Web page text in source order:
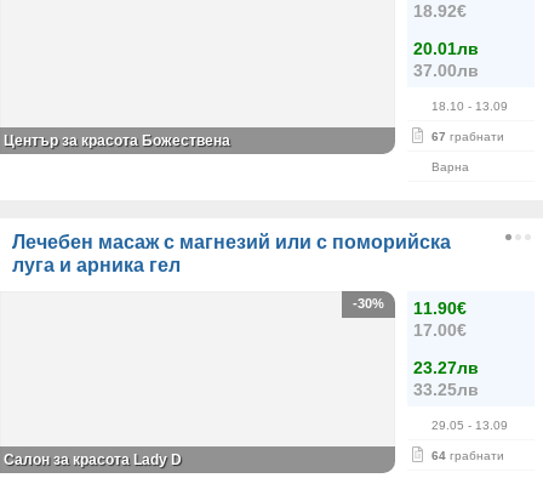
18.92€
20.01лв
37.00лв
18.10 - 13.09
67 грабнати
Варна
Център за красота Божествена
Лечебен масаж с магнезий или с поморийска
луга и арника гел
11.90€
17.00€
23.27лв
33.25лв
29.05 - 13.09
64 грабнати
-30%
Салон за красота Lady D